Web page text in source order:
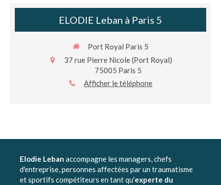
ELODIE Leban à Paris 5
Port Royal Paris 5
37 rue Pierre Nicole (Port Royal)
75005 Paris 5
Afficher le téléphone
Elodie Leban accompagne les managers, chefs
d'entreprise, personnes affectées par un traumatisme
et sportifs compétiteurs en tant qu'experte du